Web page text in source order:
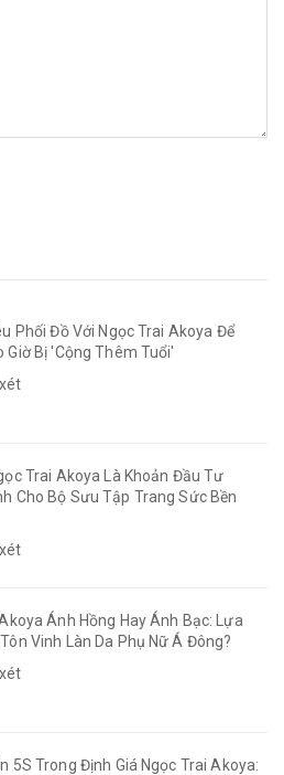
Phối Đồ Với Ngọc Trai Akoya Để
Giờ Bị 'Cộng Thêm Tuổi'
Trai Akoya Là Khoản Đầu Tư
Cho Bộ Sưu Tập Trang Sức Bền
Ánh Hồng Hay Ánh Bạc: Lựa
Vinh Làn Da Phụ Nữ Á Đông?
5S Trong Định Giá Ngọc Trai Akoya: